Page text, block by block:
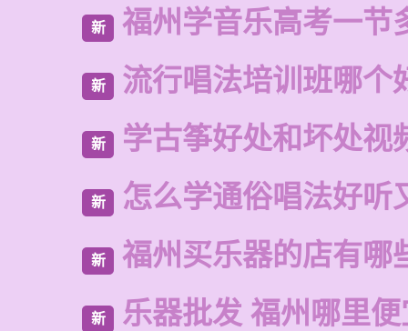
新 福州学音乐高考一节
新 流行唱法培训班哪个
新 学古筝好处和坏处视
新 怎么学通俗唱法好听
新 福州买乐器的店有哪
新 乐器批发 福州哪里